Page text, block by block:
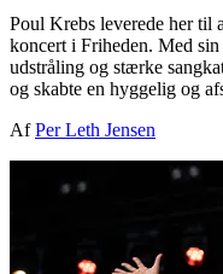
Poul Krebs leverede her til
koncert i Friheden. Med
udstråling og stærke
og skabte en hyggelig og
AfPer Leth Jensen